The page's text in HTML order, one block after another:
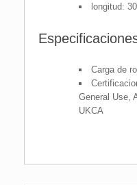
longitud:
Carga de
General Use,
UKCA